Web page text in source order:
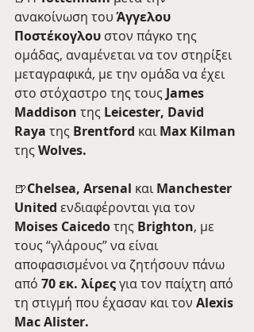
ανακοίνωση του Άγγελου
Ποστέκογλου στον πάγκο της
ομάδας, αναμένεται να τον στηρίξει
μεταγραφικά, με την ομάδα να έχει
στο στόχαστρο της τους James
Maddison της Leicester, David
Raya της Brentford και Max Kilman
της Wolves.
🍺Chelsea, Arsenal και Manchester
United ενδιαφέρονται για τον
Moises Caicedo της Brighton, με
τους “γλάρους” να είναι
αποφασισμένοι να ζητήσουν πάνω
από 70 εκ. λίρες για τον παίχτη από
τη στιγμή που έχασαν και τον Alexis
Mac Alister.